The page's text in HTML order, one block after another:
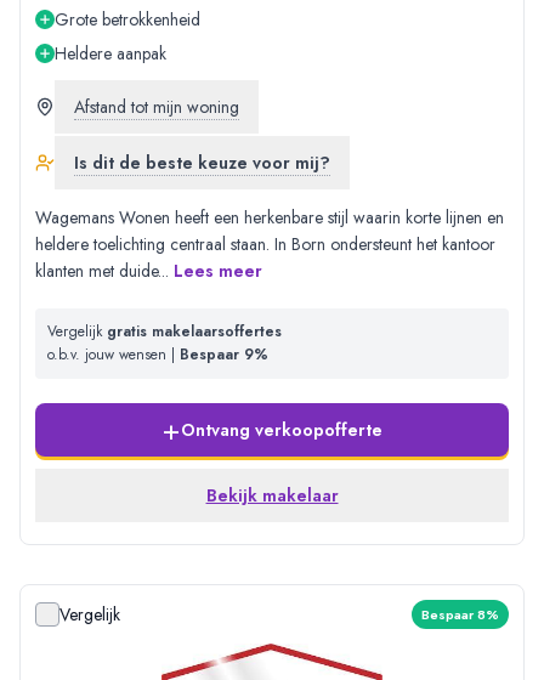
Grote betrokkenheid
Heldere aanpak
Afstand tot mijn woning
Is dit de beste keuze voor mij?
Wagemans Wonen heeft een herkenbare stijl waarin korte lijnen en
heldere toelichting centraal staan. In Born ondersteunt het kantoor
klanten met duide... Lees meer
Vergelijk gratis makelaarsoffertes
o.b.v. jouw wensen | Bespaar 9%
+Ontvang verkoopofferte
Bekijk makelaar
Vergelijk Bespaar 8%